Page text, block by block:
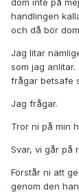
dom inte på
handlingen
och då bör
Jag litar
som jag
frågar betsafe
Jag frågar.
Tror ni på min
Svar, vi går på
Förstår ni att
genom den